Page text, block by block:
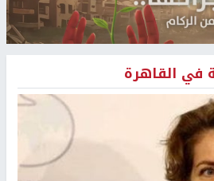
في القاهرة